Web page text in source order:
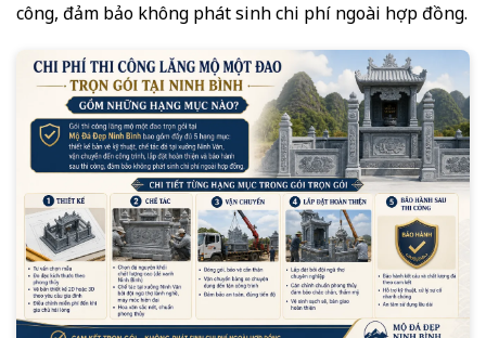
công, đảm bảo không phát sinh chi phí ngoài hợp đồng.